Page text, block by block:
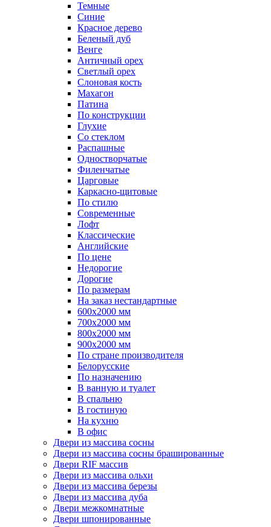
Темные
Синие
Красное дерево
Беленый дуб
Венге
Античный орех
Светлый орех
Слоновая кость
Махагон
Патина
По конструкции
Глухие
Со стеклом
Распашные
Одностворчатые
Филенчатые
Царговые
Каркасно-щитовые
По стилю
Современные
Лофт
Классические
Английские
По цене
Недорогие
Дорогие
По размерам
На заказ нестандартные
600х2000 мм
700х2000 мм
800х2000 мм
900х2000 мм
По стране производителя
Белорусские
По назначению
В ванную и туалет
В спальню
В гостиную
На кухню
В офис
Двери из массива сосны
Двери из массива сосны брашированные
Двери RIF массив
Двери из массива ольхи
Двери из массива березы
Двери из массива дуба
Двери межкомнатные
Двери шпонированные